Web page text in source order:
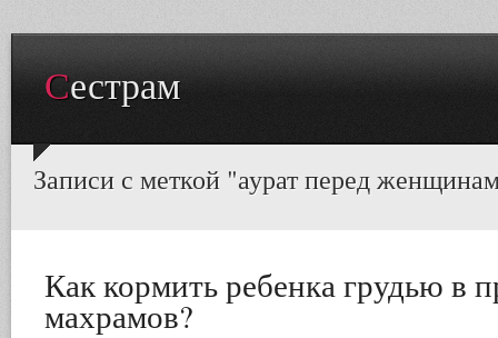
Сестрам
Записи с меткой "аурат перед
Как кормить ребенка грудью в
махрамов?